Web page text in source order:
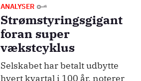
ANALYSER
Strømstyringsgigant
foran super
vækstcyklus
Selskabet har betalt udbytte
hvert kvartal i 100 år, noterer